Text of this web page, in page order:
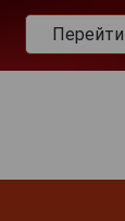
Перейти